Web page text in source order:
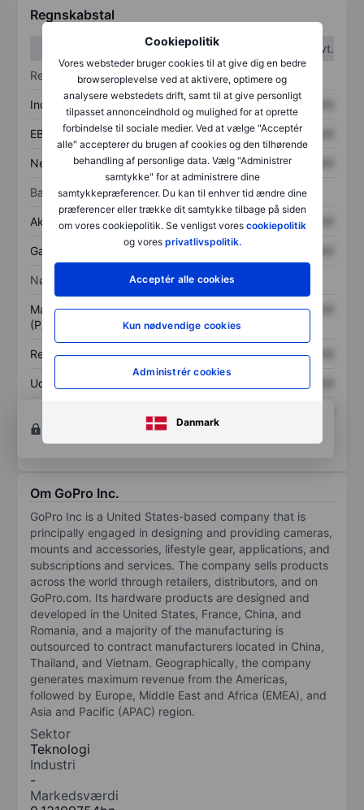
Cookiepolitik
Vores websteder bruger cookies til at give dig en bedre
browseroplevelse ved at aktivere, optimere og
analysere webstedets drift, samt til at give personligt
tilpasset annonceindhold og mulighed for at oprette
forbindelse til sociale medier. Ved at vælge "Acceptér
alle" accepterer du brugen af cookies og den tilhørende
behandling af personlige data. Vælg "Administrer
samtykke" for at administrere dine
samtykkepræferencer. Du kan til enhver tid ændre dine
præferencer eller trække dit samtykke tilbage på siden
om vores cookiepolitik. Se venligst vores cookiepolitik
og vores privatlivspolitik.
Acceptér alle cookies
Kun nødvendige cookies
Administrér cookies
Danmark
Regnskabstal
1. kvt.
2. kvt.
Resultatopgørelse
Indtægter XXXXXXX XXXXXXX
EBITDA XXXXXXX XXXXXXX
Nettoresultat XXXXXXX XXXXXXX
Balance
Aktiver i alt XXXXXXX XXXXXXX
Gæld XXXXXXX
Nøgletal
Markedsværdi/omsætning
(P/S)
XXXXXXX XXXXXXX
Resultat pr. aktie (EPS) XXXXXXX XXXXXXX
Udbytte pr. aktie XXXXXXX
Opret konto
for at få adgang til flere diagrammer
og analyse værktøjer.
Om GoPro Inc.
GoPro Inc is a United States-based company that is
principally engaged in designing and providing cameras,
mounts and accessories, lifestyle gear, applications, and
subscriptions and services. The company sells products
across the world through retailers, distributors, and on
GoPro.com. Its hardware products are designed and
developed in the United States, France, China, and
Romania, and a majority of the manufacturing is
outsourced to contract manufacturers located in China,
Thailand, and Vietnam. Geographically, the company
generates maximum revenue from the Americas,
followed by Europe, Middle East and Africa (EMEA), and
Asia and Pacific (APAC) region.
Sektor
Teknologi
Industri
-
Markedsværdi